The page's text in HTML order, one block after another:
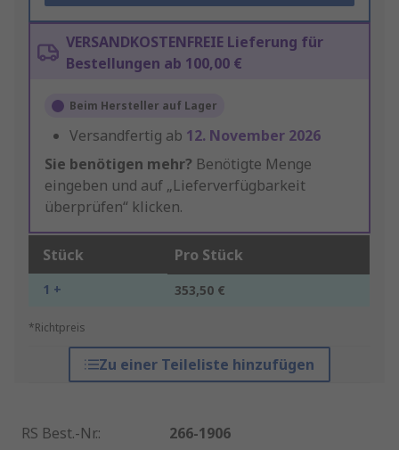
VERSANDKOSTENFREIE Lieferung für
Bestellungen ab 100,00 €
Beim Hersteller auf Lager
Versandfertig ab 12. November 2026
Sie benötigen mehr? Benötigte Menge
eingeben und auf „Lieferverfügbarkeit
überprüfen“ klicken.
Stück Pro Stück
1 + 353,50 €
*Richtpreis
Zu einer Teileliste hinzufügen
RS Best.-Nr.:
266-1906